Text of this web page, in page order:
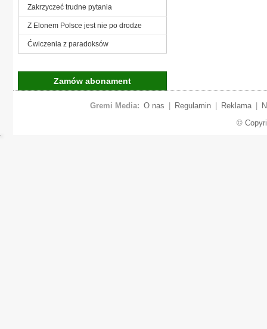
Zakrzyczeć trudne pytania
Z Elonem Polsce jest nie po drodze
Ćwiczenia z paradoksów
Zamów abonament
Gremi Media: O nas Regulamin Reklama
©